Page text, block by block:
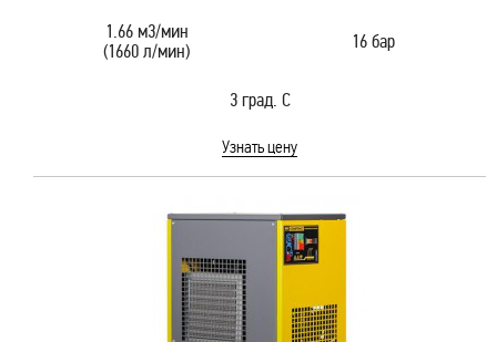
1.66 м3/мин
(1660 л/мин)
16 бар
3 град. С
Узнать цену